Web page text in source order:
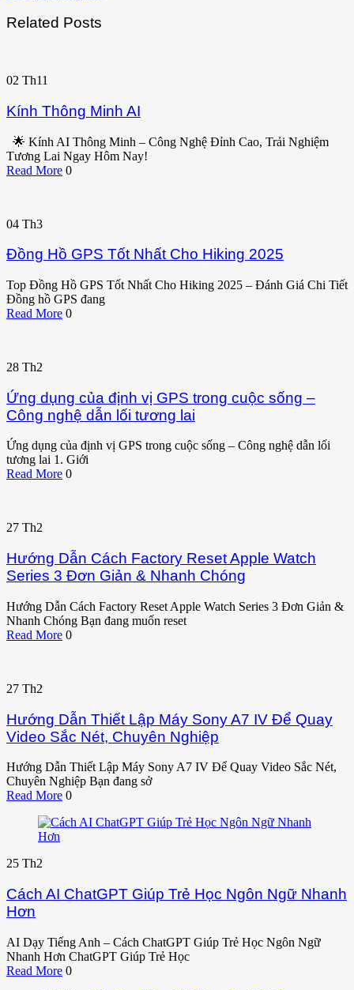
Related Posts
02 Th11
Kính Thông Minh AI
🌟 Kính AI Thông Minh – Công Nghệ Đỉnh Cao, Trải Nghiệm
Tương Lai Ngay Hôm Nay!
Read More 0
04 Th3
Đồng Hồ GPS Tốt Nhất Cho Hiking 2025
Top Đồng Hồ GPS Tốt Nhất Cho Hiking 2025 – Đánh Giá Chi Tiết
Đồng hồ GPS đang
Read More 0
28 Th2
Ứng dụng của định vị GPS trong cuộc sống –
Công nghệ dẫn lối tương lai
Ứng dụng của định vị GPS trong cuộc sống – Công nghệ dẫn lối
tương lai 1. Giới
Read More 0
27 Th2
Hướng Dẫn Cách Factory Reset Apple Watch
Series 3 Đơn Giản & Nhanh Chóng
Hướng Dẫn Cách Factory Reset Apple Watch Series 3 Đơn Giản &
Nhanh Chóng Bạn đang muốn reset
Read More 0
27 Th2
Hướng Dẫn Thiết Lập Máy Sony A7 IV Để Quay
Video Sắc Nét, Chuyên Nghiệp
Hướng Dẫn Thiết Lập Máy Sony A7 IV Để Quay Video Sắc Nét,
Chuyên Nghiệp Bạn đang sở
Read More 0
25 Th2
Cách AI ChatGPT Giúp Trẻ Học Ngôn Ngữ Nhanh
Hơn
AI Dạy Tiếng Anh – Cách ChatGPT Giúp Trẻ Học Ngôn Ngữ
Nhanh Hơn ChatGPT Giúp Trẻ Học
Read More 0